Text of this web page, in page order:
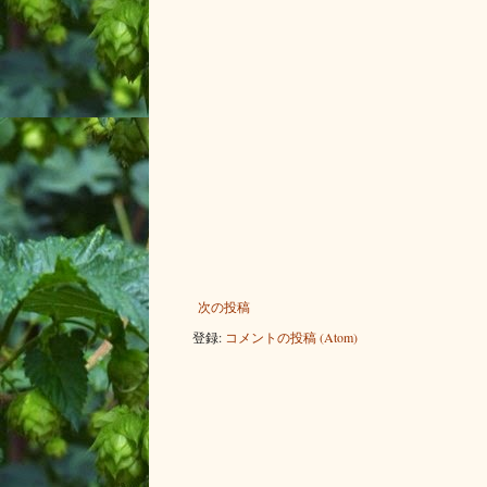
次の投稿
登録: コメントの投稿 (Atom)